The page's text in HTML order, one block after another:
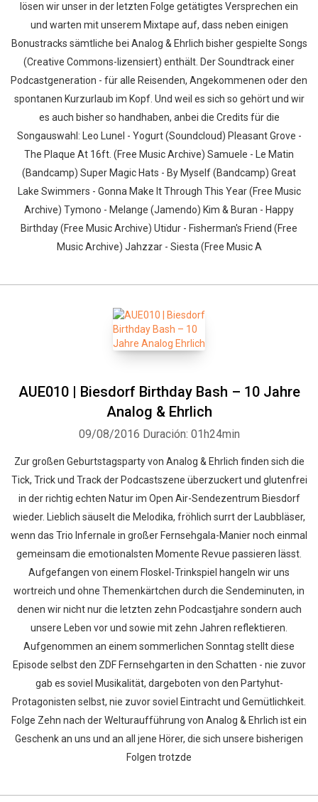
lösen wir unser in der letzten Folge getätigtes Versprechen ein
und warten mit unserem Mixtape auf, dass neben einigen
Bonustracks sämtliche bei Analog & Ehrlich bisher gespielte Songs
(Creative Commons-lizensiert) enthält. Der Soundtrack einer
Podcastgeneration - für alle Reisenden, Angekommenen oder den
spontanen Kurzurlaub im Kopf. Und weil es sich so gehört und wir
es auch bisher so handhaben, anbei die Credits für die
Songauswahl: Leo Lunel - Yogurt (Soundcloud) Pleasant Grove -
The Plaque At 16ft. (Free Music Archive) Samuele - Le Matin
(Bandcamp) Super Magic Hats - By Myself (Bandcamp) Great
Lake Swimmers - Gonna Make It Through This Year (Free Music
Archive) Tymono - Melange (Jamendo) Kim & Buran - Happy
Birthday (Free Music Archive) Utidur - Fisherman's Friend (Free
Music Archive) Jahzzar - Siesta (Free Music A
AUE010 | Biesdorf Birthday Bash – 10 Jahre
Analog & Ehrlich
09/08/2016 Duración: 01h24min
Zur großen Geburtstagsparty von Analog & Ehrlich finden sich die
Tick, Trick und Track der Podcastszene überzuckert und glutenfrei
in der richtig echten Natur im Open Air-Sendezentrum Biesdorf
wieder. Lieblich säuselt die Melodika, fröhlich surrt der Laubbläser,
wenn das Trio Infernale in großer Fernsehgala-Manier noch einmal
gemeinsam die emotionalsten Momente Revue passieren lässt.
Aufgefangen von einem Floskel-Trinkspiel hangeln wir uns
wortreich und ohne Themenkärtchen durch die Sendeminuten, in
denen wir nicht nur die letzten zehn Podcastjahre sondern auch
unsere Leben vor und sowie mit zehn Jahren reflektieren.
Aufgenommen an einem sommerlichen Sonntag stellt diese
Episode selbst den ZDF Fernsehgarten in den Schatten - nie zuvor
gab es soviel Musikalität, dargeboten von den Partyhut-
Protagonisten selbst, nie zuvor soviel Eintracht und Gemütlichkeit.
Folge Zehn nach der Welturaufführung von Analog & Ehrlich ist ein
Geschenk an uns und an all jene Hörer, die sich unsere bisherigen
Folgen trotzde